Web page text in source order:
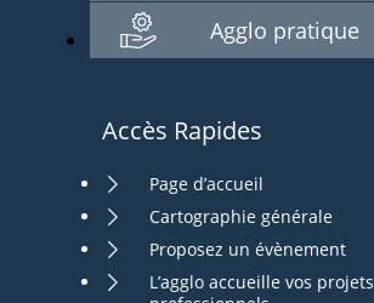
Agglo pratique
Accès Rapides
Page d’accueil
Cartographie générale
Proposez un évènement
L’agglo accueille vos projets